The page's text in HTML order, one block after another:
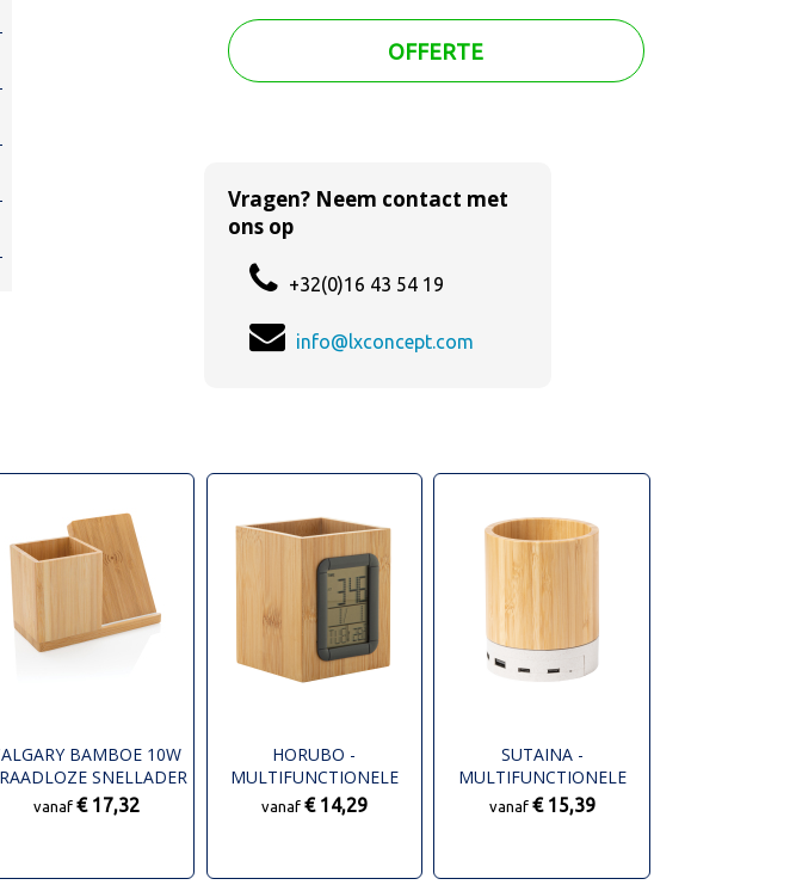
OFFERTE
Vragen? Neem contact met
ons op
+32(0)16 43 54 19
info@lxconcept.com
BAMBOE 10W
SNELLADER
vanaf € 17,32
HORUBO -
MULTIFUNCTIONELE
PENNENHOUDER
vanaf € 14,29
SUTAINA -
MULTIFUNCTIONELE
PENNENHOUDER
vanaf € 15,39